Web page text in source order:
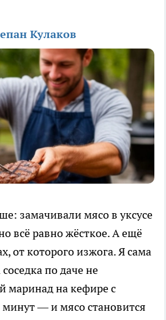
Кулаков
замачивали мясо в уксусе
всё равно жёсткое. А ещё
от которого изжога. Я сама
по даче не
маринад на кефире с
минут — и мясо становится